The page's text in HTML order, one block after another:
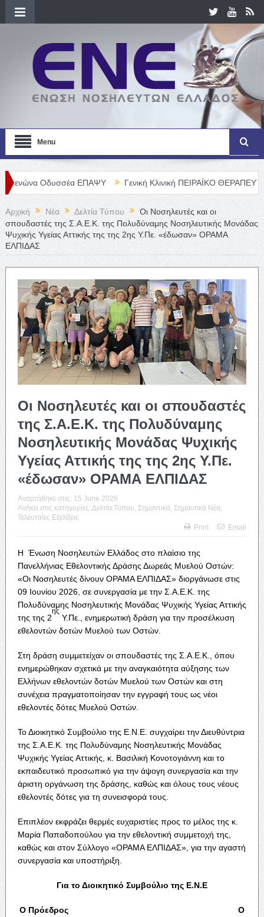
Menu
ΕΠΑΨΥ Γενική Κλινική ΠΕΙΡΑΪΚΟ ΘΕΡΑΠΕΥΤΗΡΙΟ Α. Ε. –
Αρχική Νέα Δελτία Τύπου
Οι Νοσηλευτές και οι
σπουδαστές της Σ.Α.Ε.Κ. της Πολυδύναμης Νοσηλευτικής Μονάδας
Ψυχικής Υγείας Αττικής της της 2ης Υ.Πε. «έδωσαν» ΟΡΑΜΑ
ΕΛΠΙΔΑΣ
Οι Νοσηλευτές και οι σπουδαστές
της Σ.Α.Ε.Κ. της Πολυδύναμης
Νοσηλευτικής Μονάδας Ψυχικής
Υγείας Αττικής της της 2ης Υ.Πε.
«έδωσαν» ΟΡΑΜΑ ΕΛΠΙΔΑΣ
Αναρτήθηκε στις: 15 June 2026
Ανήκει στις κατηγορίες: Δελτία Τύπου Σημαντικά Σημαντικά Νέα
Τελευταίες Εξελίξεις
Print
Email
Η Ένωση Νοσηλευτών Ελλάδος στο πλαίσιο της
Πανελλήνιας Εθελοντικής Δράσης Δωρεάς Μυελού Οστών:
«Οι Νοσηλευτές δίνουν ΟΡΑΜΑ ΕΛΠΙΔΑΣ» διοργάνωσε στις
09 Ιουνίου 2026, σε συνεργασία με την Σ.Α.Ε.Κ. της
Πολυδύναμης Νοσηλευτικής Μονάδας Ψυχικής Υγείας Αττικής
της της 2
ης
Υ.Πε., ενημερωτική δράση για την προσέλκυση
εθελοντών δοτών Μυελού των Οστών.
Στη δράση συμμετείχαν οι σπουδαστές της Σ.Α.Ε.Κ., όπου
ενημερώθηκαν σχετικά με την αναγκαιότητα αύξησης των
Ελλήνων εθελοντών δοτών Μυελού των Οστών και στη
συνέχεια πραγματοποίησαν την εγγραφή τους ως νέοι
εθελοντές δότες Μυελού Οστών.
Το Διοικητικό Συμβούλιο της Ε.Ν.Ε. συγχαίρει την Διευθύντρια
της Σ.Α.Ε.Κ. της Πολυδύναμης Νοσηλευτικής Μονάδας
Ψυχικής Υγείας Αττικής, κ. Βασιλική Κονοτογιάννη και το
εκπαιδευτικό προσωπικό για την άψογη συνεργασία και την
άριστη οργάνωση της δράσης, καθώς και όλους τους νέους
εθελοντές δότες για τη συνεισφορά τους.
Επιπλέον εκφράζει θερμές ευχαριστίες προς το μέλος της κ.
Μαρία Παπαδοπούλου για την εθελοντική συμμετοχή της,
καθώς και στον Σύλλογο «ΟΡΑΜΑ ΕΛΠΙΔΑΣ», για την αγαστή
συνεργασία και υποστήριξη.
Για το Διοικητικό Συμβούλιο της Ε.Ν.Ε
Ο Πρόεδρος Ο